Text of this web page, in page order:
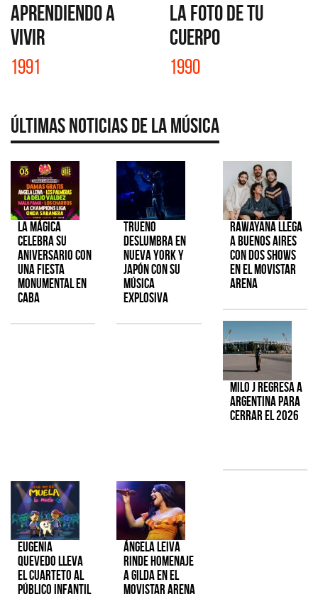
APRENDIENDO A
VIVIR
1991
LA FOTO DE TU
CUERPO
1990
Últimas Noticias de la Música
La Mágica
celebra su
aniversario con
una fiesta
monumental en
CABA
TRUENO
deslumbra en
Nueva York y
Japón con su
música
explosiva
Rawayana llega
a Buenos Aires
con dos shows
en el Movistar
Arena
Milo J regresa a
Argentina para
cerrar el 2026
Eugenia
Quevedo lleva
el cuarteto al
público infantil
Ángela Leiva
rinde homenaje
a Gilda en el
Movistar Arena